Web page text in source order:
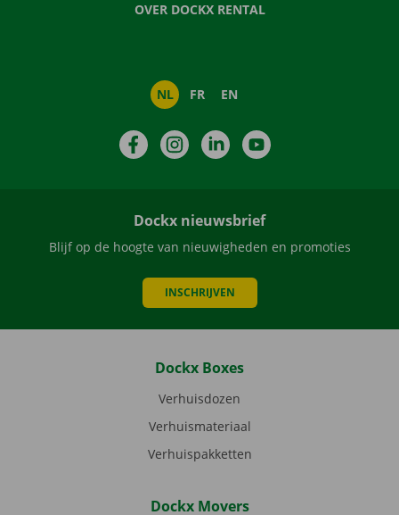
OVER DOCKX RENTAL
NL FR EN
FacebookInstagramLinkedIn
Dockx nieuwsbrief
Blijf op de hoogte van nieuwigheden en promoties
INSCHRIJVEN
Dockx Boxes
Verhuisdozen
Verhuismateriaal
Verhuispakketten
Dockx Movers